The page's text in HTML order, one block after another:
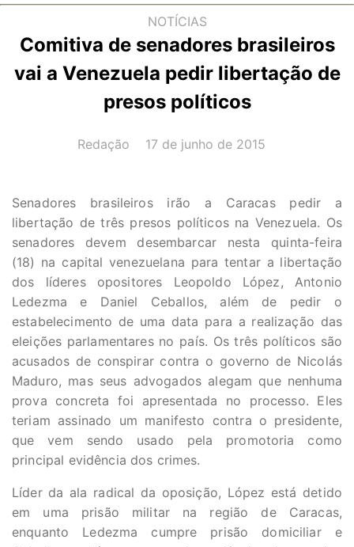
NOTÍCIAS
Comitiva de senadores brasileiros
vai a Venezuela pedir libertação de
presos políticos
AUTOR(A):
Redação DATA:
17 de junho de 2015
Senadores brasileiros irão a Caracas pedir a
libertação de três presos políticos na Venezuela. Os
senadores devem desembarcar nesta quinta-feira
(18) na capital venezuelana para tentar a libertação
dos líderes opositores Leopoldo López, Antonio
Ledezma e Daniel Ceballos, além de pedir o
estabelecimento de uma data para a realização das
eleições parlamentares no país. Os três políticos são
acusados de conspirar contra o governo de Nicolás
Maduro, mas seus advogados alegam que nenhuma
prova concreta foi apresentada no processo. Eles
teriam assinado um manifesto contra o presidente,
que vem sendo usado pela promotoria como
principal evidência dos crimes.
Líder da ala radical da oposição, López está detido
em uma prisão militar na região de Caracas,
enquanto Ledezma cumpre prisão domiciliar e